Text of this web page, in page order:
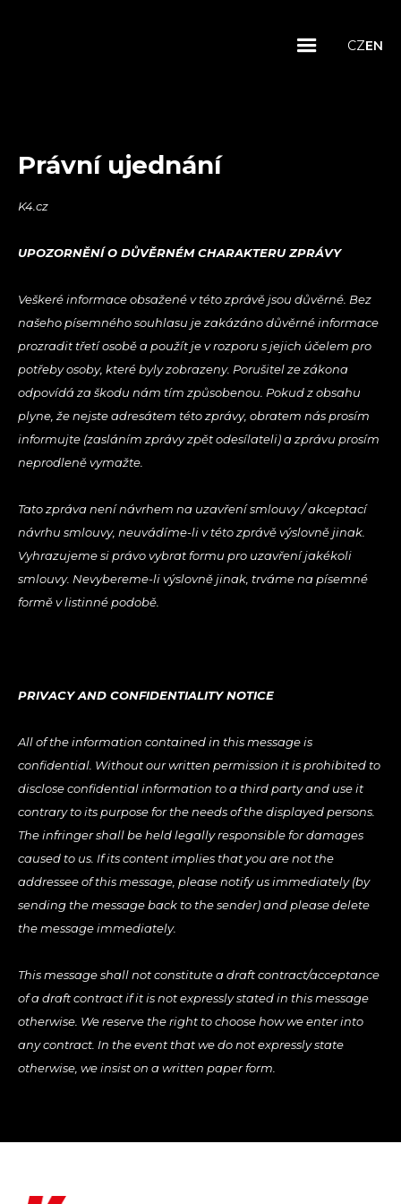
CZEN
Právní ujednání
K4.cz
UPOZORNĚNÍ O DŮVĚRNÉM CHARAKTERU ZPRÁVY
Veškeré informace obsažené v této zprávě jsou důvěrné. Bez
našeho písemného souhlasu je zakázáno důvěrné informace
prozradit třetí osobě a použít je v rozporu s jejich účelem pro
potřeby osoby, které byly zobrazeny. Porušitel ze zákona
odpovídá za škodu nám tím způsobenou. Pokud z obsahu
plyne, že nejste adresátem této zprávy, obratem nás prosím
informujte (zasláním zprávy zpět odesílateli) a zprávu prosím
neprodleně vymažte.
Tato zpráva není návrhem na uzavření smlouvy / akceptací
návrhu smlouvy, neuvádíme-li v této zprávě výslovně jinak.
Vyhrazujeme si právo vybrat formu pro uzavření jakékoli
smlouvy. Nevybereme-li výslovně jinak, trváme na písemné
formě v listinné podobě.
PRIVACY AND CONFIDENTIALITY NOTICE
All of the information contained in this message is
confidential. Without our written permission it is prohibited to
disclose confidential information to a third party and use it
contrary to its purpose for the needs of the displayed persons.
The infringer shall be held legally responsible for damages
caused to us. If its content implies that you are not the
addressee of this message, please notify us immediately (by
sending the message back to the sender) and please delete
the message immediately.
This message shall not constitute a draft contract/acceptance
of a draft contract if it is not expressly stated in this message
otherwise. We reserve the right to choose how we enter into
any contract. In the event that we do not expressly state
otherwise, we insist on a written paper form.